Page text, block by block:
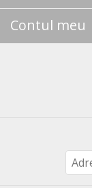
Contul meu